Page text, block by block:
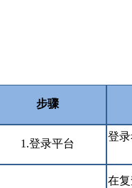
步骤
1.登录平台
登
在